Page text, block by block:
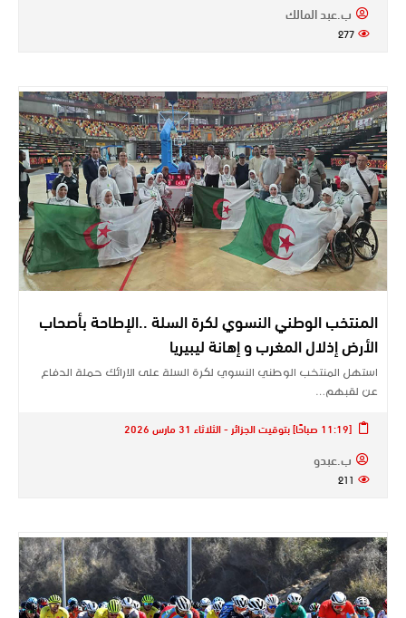
ب.عبد المالك
277
المنتخب الوطني النسوي لكرة السلة ..الإطاحة بأصحاب
الأرض إذلال المغرب و إهانة ليبيريا
استهل المنتخب الوطني النسوي لكرة السلة على الارائك حملة الدفاع
عن لقبهم…
[11:19 صباحًا] بتوقيت الجزائر - الثلاثاء 31 مارس 2026
ب.عبدو
211